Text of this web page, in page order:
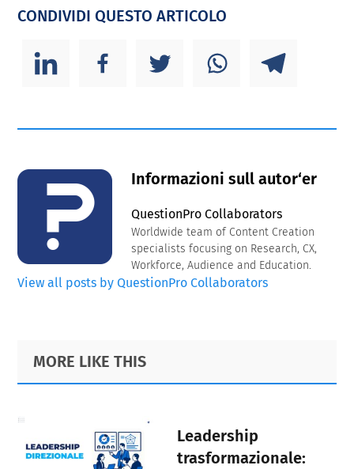
CONDIVIDI QUESTO ARTICOLO
Informazioni sull autor‘er
QuestionPro Collaborators
Worldwide team of Content Creation
specialists focusing on Research, CX,
Workforce, Audience and Education.
View all posts by QuestionPro Collaborators
Primary
Sidebar
Footer
MORE LIKE THIS
Leadership
trasformazionale: